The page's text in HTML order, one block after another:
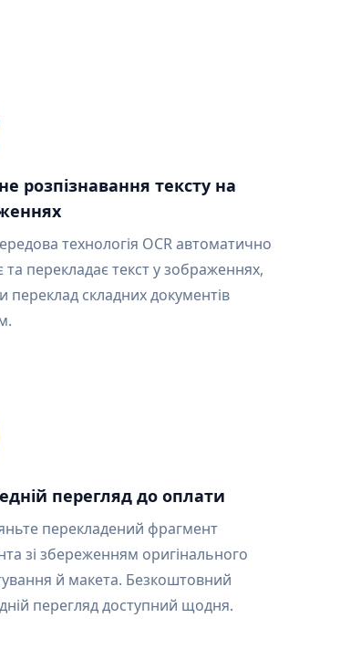
розпізнавання тексту на
технологія OCR автоматично
та перекладає текст у зображеннях,
переклад складних документів
перегляд до оплати
перекладений фрагмент
зі збереженням оригінального
й макета. Безкоштовний
перегляд доступний щодня.